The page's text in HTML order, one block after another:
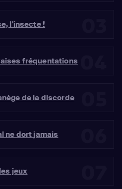
l'insecte !
fréquentations
de la discorde
ne dort jamais
jeux